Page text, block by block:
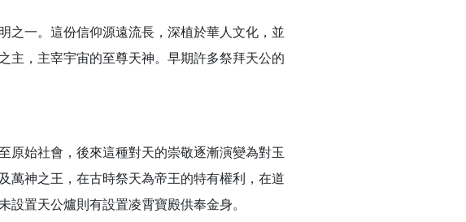
回到北投土地公埔，祈願闔家平安、地方祥和、福運綿長。
參香祝壽，同沐母娘慈光，共祈平安吉祥
德，迴向冥陽兩利、闔家平安的殊勝因緣。
追遠・廣植福田
下珍貴的家庭回憶
感謝，一生難忘。
祈福，也有一份感謝守護的虔誠心意
攜家帶眷前來參香，共同向七娘媽祝壽祈福
之一。這份信仰源遠流長，深植於華人文化，並
主，主宰宇宙的至尊天神。早期許多祭拜天公的
原始社會，後來這種對天的崇敬逐漸演變為對玉
萬神之王，在古時祭天為帝王的特有權利，在道
置天公爐則有設置凌霄寶殿供奉金身。